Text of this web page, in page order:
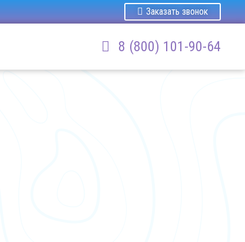
Заказать звонок
8 (800) 101-90-64